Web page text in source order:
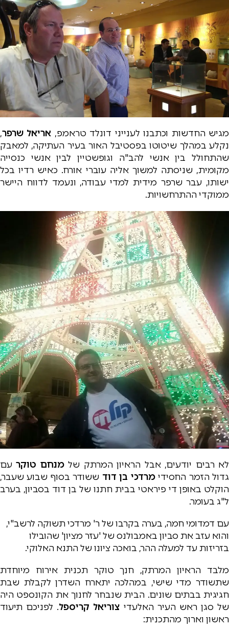
מגיש החדשות וכתבנו לענייני דונלד טראמפ, אריאל שרפר,
נקלע במהלך שיטוטו בפסטיבל האור בעיר העתיקה, למאבק
שהתחולל בין אנשי להב"ה וגופשטיין לבין אנשי כנסייה
מקומית, שניסתה למשוך אליה עוברי אורח. כאיש רדיו בכל
ישותו, עבר שרפר מידית למדי עבודה, ונעמד לדווח היישר
ממוקדי ההתרחשויות.
לא רבים יודעים, אבל הראיון המרתק שלמנחם טוקרעם
גדול הזמר החסידימרדכי בן דוד ששודר בסוף שבוע שעבר,
הוקלט באופן די פיראטי בבית חתנו של בן דוד בסביון, בערב
ל"ג בעומר.
עם דמדומי חמה, בערה בקרבו של ר' מרדכי תשוקה לרשב"י,
והוא עזב את סביון באמבולנס של 'עזר מציון' שהובילו
בזריזות עד למעלה ההר, בואכה ציונו של התנא האלוקי.
מלבד הראיון המרתק, חנך טוקר תכנית אירוח מיוחדת
שתשודר מדי שישי, במהלכה יתארח השדרן לקבלת שבת
חגיגית בבתים שונים. הבית שנבחר לחנוך את הקונספט היה
של סגן ראש העיר האלעדי צוריאל קריספל. לפניכם תיעוד
ראשון וארוך מהתכנית: